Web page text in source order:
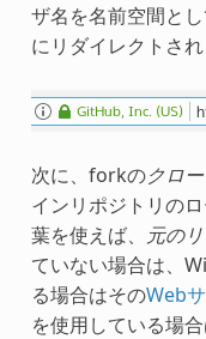
ザ名を名前空間と
にリダイレクトさ
次に、forkのクロ
インリポジトリの
葉を使えば、
元の
ていない場合は、
る場合はそのWeb
を使用している場